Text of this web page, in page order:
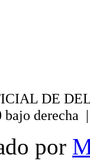
DE
bajo
por